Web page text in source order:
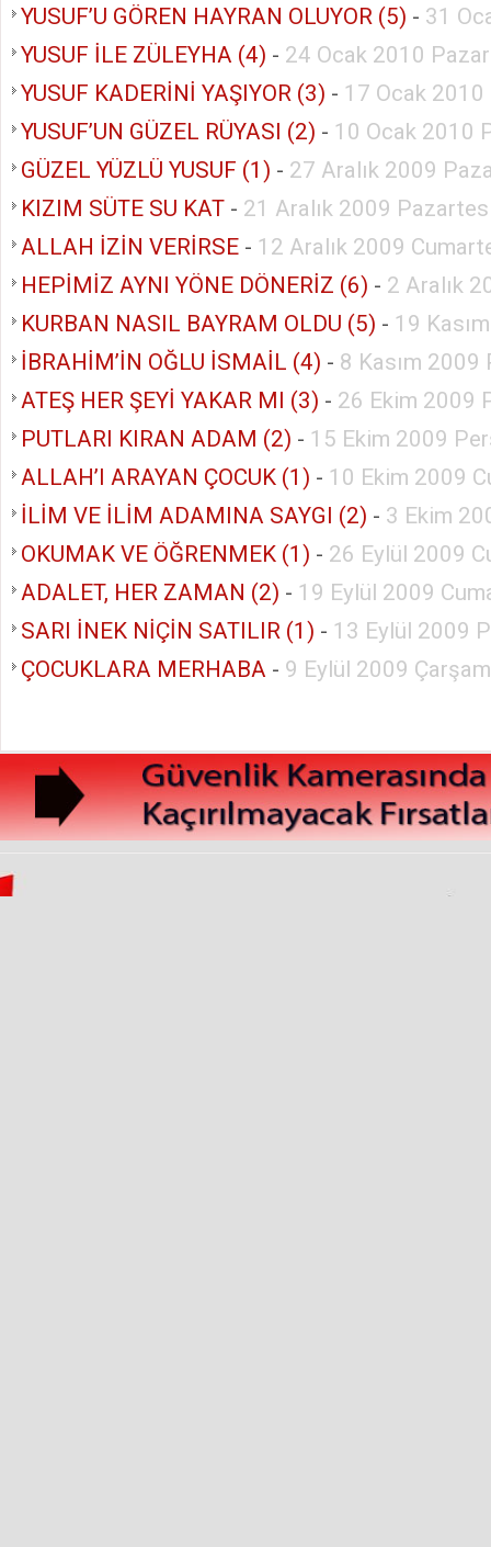
YUSUF’U GÖREN HAYRAN OLUYOR (5) - 31
YUSUF İLE ZÜLEYHA (4) - 24 Ocak 2010 Pazar
YUSUF KADERİNİ YAŞIYOR (3) - 17 Ocak 2010
YUSUF’UN GÜZEL RÜYASI (2) - 10 Ocak 2010
GÜZEL YÜZLÜ YUSUF (1) - 27 Aralık 2009
KIZIM SÜTE SU KAT - 21 Aralık 2009
ALLAH İZİN VERİRSE - 12 Aralık 2009
HEPİMİZ AYNI YÖNE DÖNERİZ (6) - 2 Aralık
KURBAN NASIL BAYRAM OLDU (5) - 19
İBRAHİM’İN OĞLU İSMAİL (4) - 8 Kasım 2009
ATEŞ HER ŞEYİ YAKAR MI (3) - 26 Ekim 2009
PUTLARI KIRAN ADAM (2) - 15 Ekim 2009
ALLAH’I ARAYAN ÇOCUK (1) - 10 Ekim 2009
İLİM VE İLİM ADAMINA SAYGI (2) - 3 Ekim
OKUMAK VE ÖĞRENMEK (1) - 26 Eylül 2009
ADALET, HER ZAMAN (2) - 19 Eylül 2009
SARI İNEK NİÇİN SATILIR (1) - 13 Eylül 2009
ÇOCUKLARA MERHABA - 9 Eylül 2009